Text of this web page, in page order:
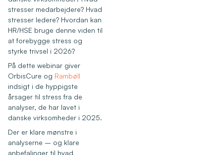
stresser medarbejdere? Hvad
stresser ledere? Hvordan kan
HR/HSE bruge denne viden til
at forebygge stress og
styrke trivsel i 2026?
På dette webinar giver
OrbisCure og Rambøll
indsigt i de hyppigste
årsager til stress fra de
analyser, de har lavet i
danske virksomheder i 2025.
Der er klare mønstre i
analyserne – og klare
anbefalinger til hvad